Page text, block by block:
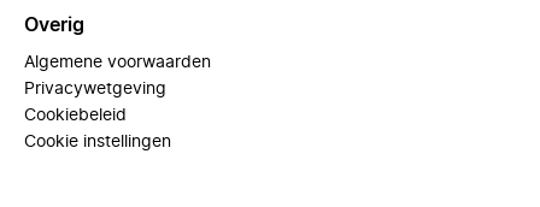
Overig
Algemene voorwaarden
Privacywetgeving
Cookiebeleid
Cookie instellingen